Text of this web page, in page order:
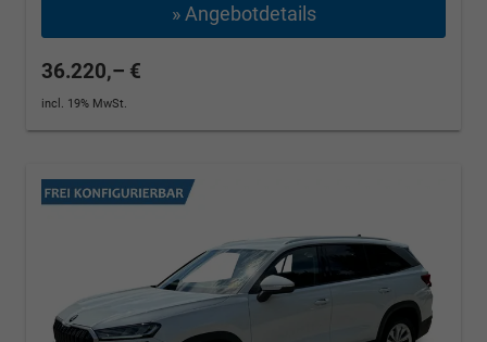
» Angebotdetails
36.220,– €
incl. 19% MwSt.